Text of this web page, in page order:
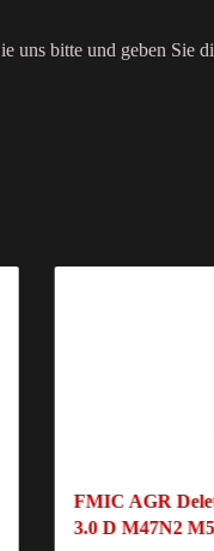
uns bitte und geben Sie
FMIC AGR
3.0 D M47N2